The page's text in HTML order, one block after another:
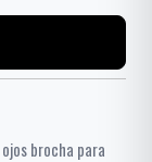
brocha para